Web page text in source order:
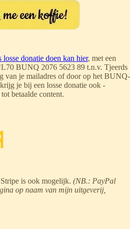
donatie doen kan hier, met een
BUNQ 2076 5623 89 t.n.v. Tjeerds
van je mailadres of door op het BUNQ-
je bij een losse donatie ook -
betaalde content.
is ook mogelijk. (NB.: PayPal
op naam van mijn uitgeverij,